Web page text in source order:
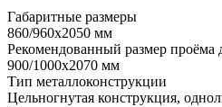
Габаритные размеры
860/960х2050 мм
Рекомендованный размер проёма
900/1000х2070 мм
Тип металлоконструкции
Цельногнутая конструкция,